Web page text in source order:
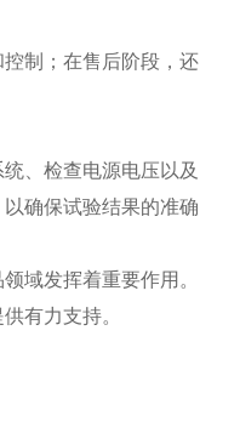
制；在售后阶段，还
、检查电源电压以及
确保试验结果的准确
域发挥着重要作用。
有力支持。